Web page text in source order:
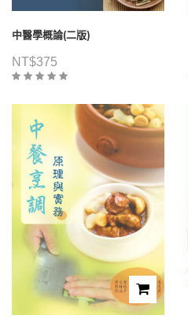
中醫學概論(二版)
NT$375